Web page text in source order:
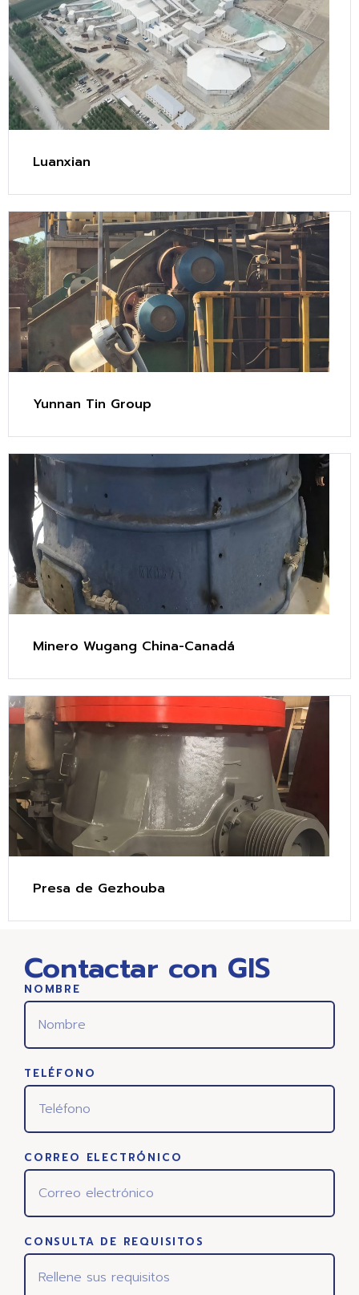
Luanxian
Yunnan Tin Group
Minero Wugang China-Canadá
Presa de Gezhouba
Contactar con GIS
NOMBRE
TELÉFONO
CORREO ELECTRÓNICO
CONSULTA DE REQUISITOS